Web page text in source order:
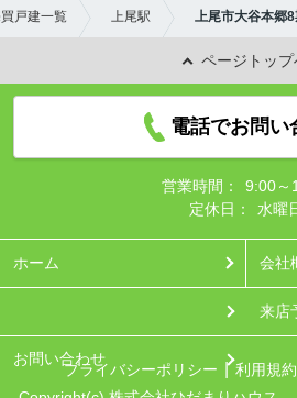
戸建一覧 上尾駅 上尾市大谷本
ページトップ
電話でお問い
営業時間：
9:00～
定休日：
水曜
ホーム 会社
お問い合わせ
来店
プライバシーポリシー 利用規約